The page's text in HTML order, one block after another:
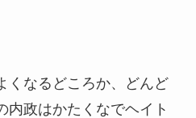
くなるどころか、どんど
内政はかたくなでヘイト